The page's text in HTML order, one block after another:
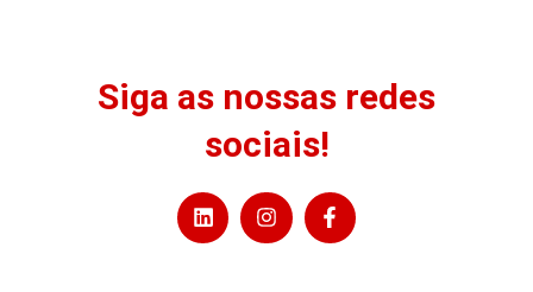
Siga as nossas redes
sociais!